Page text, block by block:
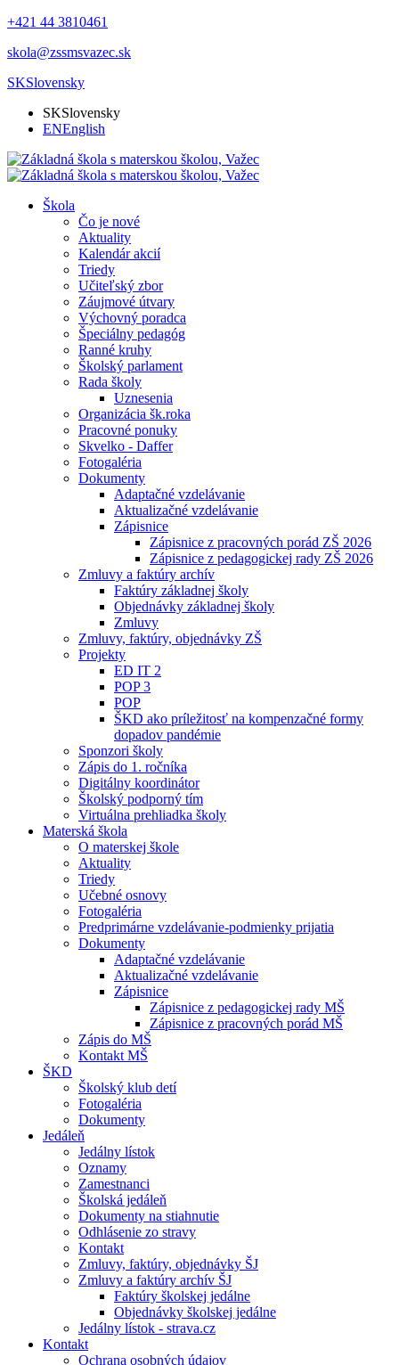
+421 44 3810461
skola@zssmsvazec.sk
SKSlovensky
SKSlovensky
ENEnglish
Škola
Čo je nové
Aktuality
Kalendár akcií
Triedy
Učiteľský zbor
Záujmové útvary
Výchovný poradca
Špeciálny pedagóg
Ranné kruhy
Školský parlament
Rada školy
Uznesenia
Organizácia šk.roka
Pracovné ponuky
Skvelko - Daffer
Fotogaléria
Dokumenty
Adaptačné vzdelávanie
Aktualizačné vzdelávanie
Zápisnice
Zápisnice z pracovných porád ZŠ 2026
Zápisnice z pedagogickej rady ZŠ 2026
Zmluvy a faktúry archív
Faktúry základnej školy
Objednávky základnej školy
Zmluvy
Zmluvy, faktúry, objednávky ZŠ
Projekty
ED IT 2
POP 3
POP
ŠKD ako príležitosť na kompenzačné formy
dopadov pandémie
Sponzori školy
Zápis do 1. ročníka
Digitálny koordinátor
Školský podporný tím
Virtuálna prehliadka školy
Materská škola
O materskej škole
Aktuality
Triedy
Učebné osnovy
Fotogaléria
Predprimárne vzdelávanie-podmienky prijatia
Dokumenty
Adaptačné vzdelávanie
Aktualizačné vzdelávanie
Zápisnice
Zápisnice z pedagogickej rady MŠ
Zápisnice z pracovných porád MŠ
Zápis do MŠ
Kontakt MŠ
ŠKD
Školský klub detí
Fotogaléria
Dokumenty
Jedáleň
Jedálny lístok
Oznamy
Zamestnanci
Školská jedáleň
Dokumenty na stiahnutie
Odhlásenie zo stravy
Kontakt
Zmluvy, faktúry, objednávky ŠJ
Zmluvy a faktúry archív ŠJ
Faktúry školskej jedálne
Objednávky školskej jedálne
Jedálny lístok - strava.cz
Kontakt
Ochrana osobných údajov